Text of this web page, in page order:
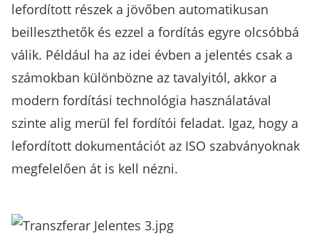
lefordított részek a jövőben automatikusan
beilleszthetők és ezzel a fordítás egyre olcsóbbá
válik. Például ha az idei évben a jelentés csak a
számokban különbözne az tavalyitól, akkor a
modern fordítási technológia használatával
szinte alig merül fel fordítói feladat. Igaz, hogy a
lefordított dokumentációt az ISO szabványoknak
megfelelően át is kell nézni.